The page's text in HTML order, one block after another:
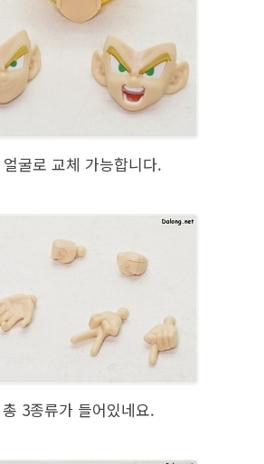
굴로 교체 가능합니다.
3종류가 들어있네요.